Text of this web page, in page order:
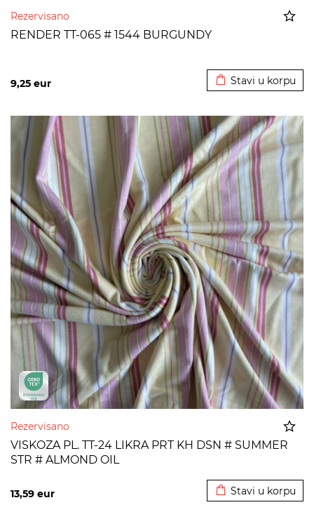
Rezervisano
RENDER TT-065 # 1544 BURGUNDY
9,25 eur Stavi u korpu
Rezervisano
VISKOZA PL. TT-24 LIKRA PRT KH DSN # SUMMER
STR # ALMOND OIL
13,59 eur Stavi u korpu